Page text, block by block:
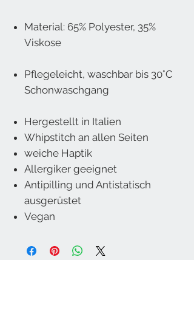
Material: 65% Polyester, 35%
Viskose
Pflegeleicht, waschbar bis 30°C
Schonwaschgang
Hergestellt in Italien
Whipstitch an allen Seiten
weiche Haptik
Allergiker geeignet
Antipilling und Antistatisch
ausgerüstet
Vegan